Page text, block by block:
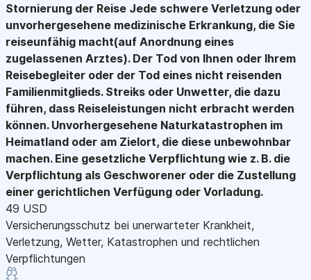
Stornierung der Reise Jede schwere Verletzung oder
unvorhergesehene medizinische Erkrankung, die Sie
reiseunfähig macht(auf Anordnung eines
zugelassenen Arztes). Der Tod von Ihnen oder Ihrem
Reisebegleiter oder der Tod eines nicht reisenden
Familienmitglieds. Streiks oder Unwetter, die dazu
führen, dass Reiseleistungen nicht erbracht werden
können. Unvorhergesehene Naturkatastrophen im
Heimatland oder am Zielort, die diese unbewohnbar
machen. Eine gesetzliche Verpflichtung wie z. B. die
Verpflichtung als Geschworener oder die Zustellung
einer gerichtlichen Verfügung oder Vorladung.
49 USD
Versicherungsschutz bei unerwarteter Krankheit,
Verletzung, Wetter, Katastrophen und rechtlichen
Verpflichtungen